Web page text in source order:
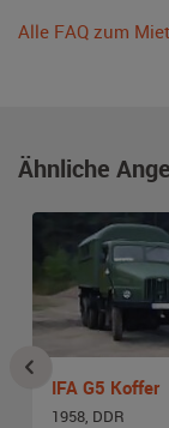
Alle FAQ zum
Ähnliche
IFA G5 Koffer
1958, DDR